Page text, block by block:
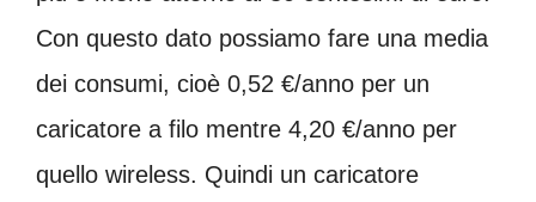
Con questo dato possiamo fare una media
dei consumi, cioè 0,52 €/anno per un
caricatore a filo mentre 4,20 €/anno per
quello wireless. Quindi un caricatore